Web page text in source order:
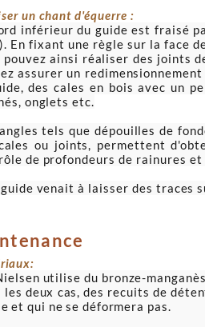
un chant d'équerre :
inférieur du guide est fraisé
En fixant une règle sur la face
pouvez ainsi réaliser des joints
assurer un
des cales en bois avec un
onglets etc.
tels que dépouilles de
ou joints, permettent
de profondeurs de rainures
venait à laisser des traces
utilisedu bronze-
les deux cas, des recuits de
et qui ne se déformera pas.